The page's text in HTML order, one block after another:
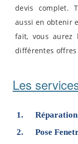
devis complet.
aussi en obtenir
fait, vous aurez
différentes
Les
Pose